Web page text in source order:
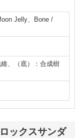
Jelly、Bone /
維、（底）：合成樹
ックスサンダ